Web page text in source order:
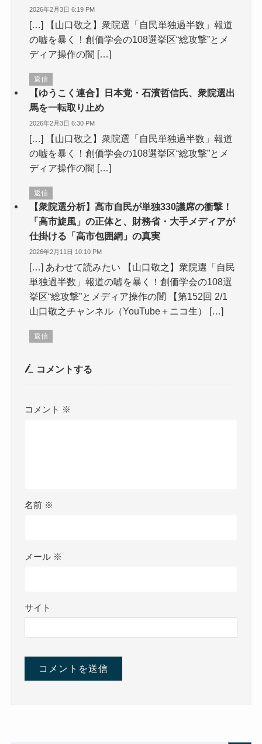
2026年2月3日 6:19 PM
[…] 【山口敬之】衆院選「自民単独過半数」報道
の嘘を暴く！創価学会の108選挙区“総攻撃”とメ
ディア操作の闇 […]
返信
【ゆうこく連合】日本党・石濱哲信氏、衆院選出
馬を一転取り止め
2026年2月3日 6:30 PM
[…] 【山口敬之】衆院選「自民単独過半数」報道
の嘘を暴く！創価学会の108選挙区“総攻撃”とメ
ディア操作の闇 […]
返信
【衆院選分析】高市自民が単独330議席の衝撃！
「高市旋風」の正体と、財務省・大手メディアが
仕掛ける「高市包囲網」の真実
2026年2月11日 10:10 PM
[…] あわせて読みたい 【山口敬之】衆院選「自民
単独過半数」報道の嘘を暴く！創価学会の108選
挙区“総攻撃”とメディア操作の闇 【第152回 2/1
山口敬之チャンネル（YouTube＋ニコ生） […]
返信
コメントする
コメント ※
名前 ※
メール ※
サイト